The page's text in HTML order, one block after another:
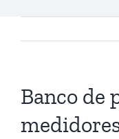
Banco de